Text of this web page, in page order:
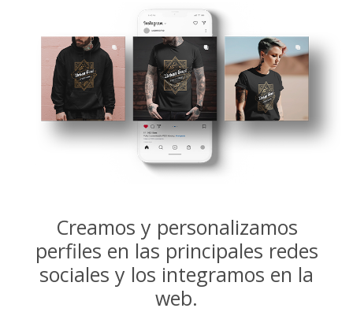
Creamos y personalizamos
perfiles en las principales redes
sociales y los integramos en la
web.